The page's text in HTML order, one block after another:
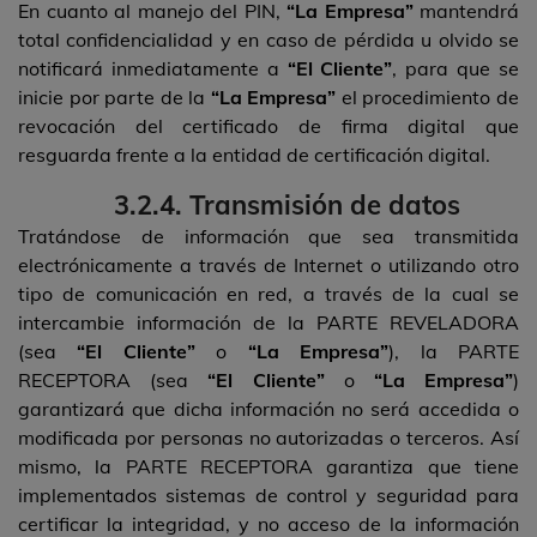
En cuanto al manejo del PIN, “La Empresa”mantendrá
total confidencialidad y en caso de pérdida u olvido se
notificará inmediatamente a “El Cliente”, para que se
inicie por parte de la “La Empresa” el procedimiento de
revocación del certificado de firma digital que
resguarda frente a la entidad de certificación digital.
3.2.4. Transmisión de datos
Tratándose de información que sea transmitida
electrónicamente a través de Internet o utilizando otro
tipo de comunicación en red, a través de la cual se
intercambie información de la PARTE REVELADORA
(sea “El Cliente”o “La Empresa”), la PARTE
RECEPTORA (sea “El Cliente”o “La Empresa”)
garantizará que dicha información no será accedida o
modificada por personas no autorizadas o terceros. Así
mismo, la PARTE RECEPTORA garantiza que tiene
implementados sistemas de control y seguridad para
certificar la integridad, y no acceso de la información